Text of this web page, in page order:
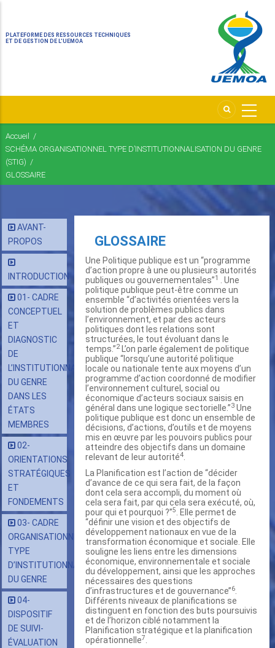
PLATEFORME DES RESSOURCES TECHNIQUES
ET DE GESTION DE L’UEMOA
Fil
d'Ariane
Accueil
/
SCHÉMA ORGANISATIONNEL TYPE D’INSTITUTIONNALISATION DU GENRE
(STIG) /
GLOSSAIRE
AVANT-
PROPOS
INTRODUCTION
01- CADRE
CONCEPTUEL
ET
DIAGNOSTIC
DE
L’INSTITUTIONNALISATION
DU GENRE
DANS LES
ÉTATS
MEMBRES
02-
ORIENTATIONS
STRATÉGIQUES
ET
FONDEMENTS
03- CADRE
ORGANISATIONNEL
TYPE
D’INSTITUTIONNALISATION
DU GENRE
04-
DISPOSITIF
DE SUIVI-
ÉVALUATION
GLOSSAIRE
Une Politique publique est un “programme
d’action propre à une ou plusieurs autorités
publiques ou gouvernementales”1
. Une
politique publique peut-être comme un
ensemble “d’activités orientées vers la
solution de problèmes publics dans
l’environnement, et par des acteurs
politiques dont les relations sont
structurées, le tout évoluant dans le
temps.”2L’on parle également de politique
publique “lorsqu’une autorité politique
locale ou nationale tente aux moyens d’un
programme d’action coordonné de modifier
l’environnement culturel, social ou
économique d’acteurs sociaux saisis en
général dans une logique sectorielle.”3 Une
politique publique est donc un ensemble de
décisions, d’actions, d’outils et de moyens
mis en œuvre par les pouvoirs publics pour
atteindre des objectifs dans un domaine
relevant de leur autorité4
La Planification est l’action de “décider
d’avance de ce qui sera fait, de la façon
dont cela sera accompli, du moment où
cela sera fait, par qui cela sera exécuté, où,
pour qui et pourquoi ?’’5
. Elle permet de
“définir une vision et des objectifs de
développement nationaux en vue de la
transformation économique et sociale. Elle
souligne les liens entre les dimensions
économique, environnementale et sociale
du développement, ainsi que les approches
nécessaires des questions
d’infrastructures et de gouvernance’’6
Différents niveaux de planifications se
distinguent en fonction des buts poursuivis
et de l’horizon ciblé notamment la
Planification stratégique et la planification
opérationnelle7